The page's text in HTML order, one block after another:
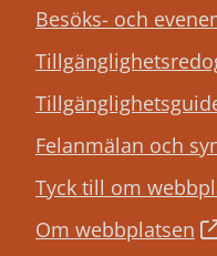
Besöks- och
Felanmälan och
Tyck till om
Om webbplatsen